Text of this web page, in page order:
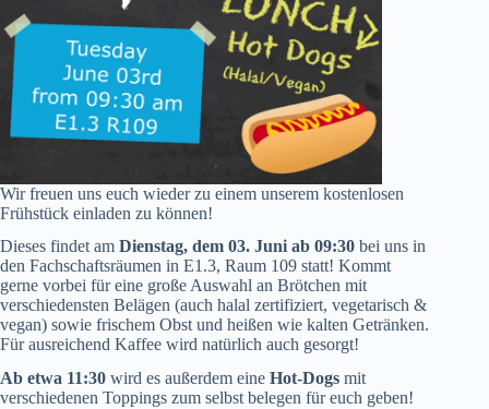
Wir freuen uns euch wieder zu einem unserem kostenlosen
Frühstück einladen zu können!
Dieses findet am Dienstag, dem 03. Juni ab 09:30 bei uns in
den Fachschaftsräumen in E1.3, Raum 109 statt! Kommt
gerne vorbei für eine große Auswahl an Brötchen mit
verschiedensten Belägen (auch halal zertifiziert, vegetarisch &
vegan) sowie frischem Obst und heißen wie kalten Getränken.
Für ausreichend Kaffee wird natürlich auch gesorgt!
Ab etwa 11:30 wird es außerdem eine Hot-Dogs mit
verschiedenen Toppings zum selbst belegen für euch geben!